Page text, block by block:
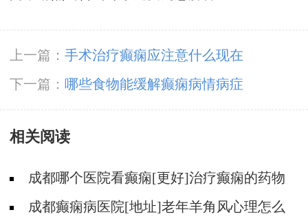
上一篇： 手术治疗癫痫应注意什么现在
下一篇： 哪些食物能缓解癫痫病情病症
相关阅读
成都哪个医院看癫痫[更好]治疗癫痫的药物
不良反应是什么?
成都癫痫病医院[地址]老年羊角风心理怎么